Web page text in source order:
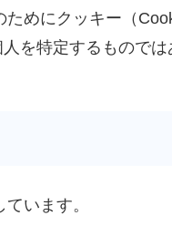
めにクッキー（
を特定するものでは
います。